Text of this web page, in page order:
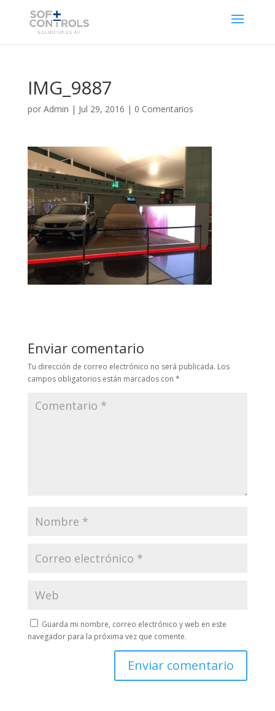
IMG_9887
por Admin | Jul 29, 2016 | 0 Comentarios
Enviar comentario
Tu dirección de correo electrónico no será publicada. Los
campos obligatorios están marcados con *
Guarda mi nombre, correo electrónico y web en este
navegador para la próxima vez que comente.